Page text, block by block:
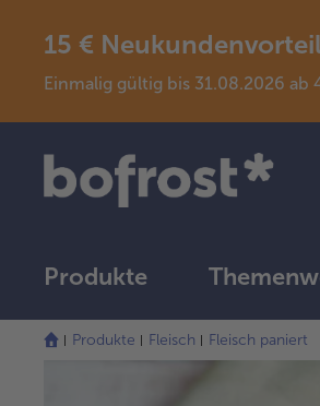
15 €
Einmalig gültig bis 31.08.2026
Produkte
Produkte Fleisch Fleisch paniert